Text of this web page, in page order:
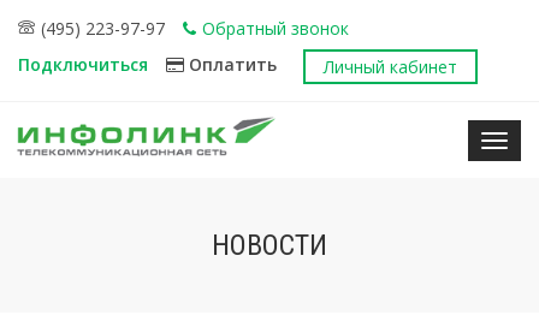
(495) 223-97-97
Обратный звонок
Подключиться
Оплатить Личный кабинет
НОВОСТИ